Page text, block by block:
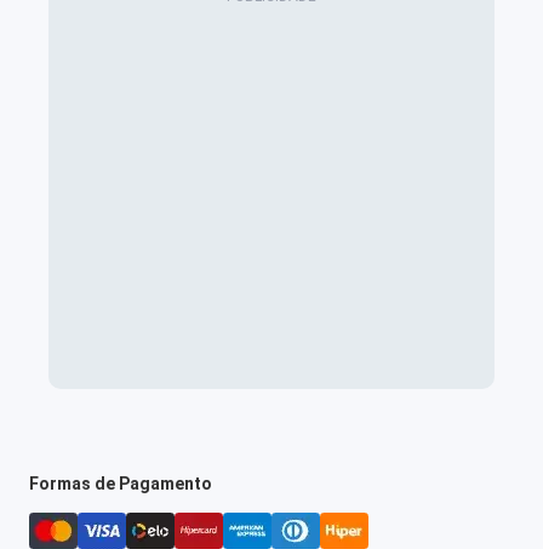
Formas de Pagamento